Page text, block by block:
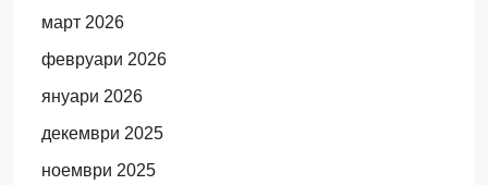
март 2026
февруари 2026
януари 2026
декември 2025
ноември 2025